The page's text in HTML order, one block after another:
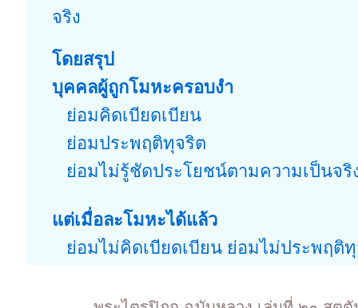
จริง
โดยสรุป
บุคคลผู้ถูกโมหะครอบงำ
ย่อมคิดเบียดเบียน
ย่อมประพฤติทุจริต
ย่อมไม่รู้ชัดประโยชน์ตามความเป็นจริ
แต่เมื่อละโมหะได้แล้ว
ย่อมไม่คิดเบียดเบียน ย่อมไม่ประพฤติ